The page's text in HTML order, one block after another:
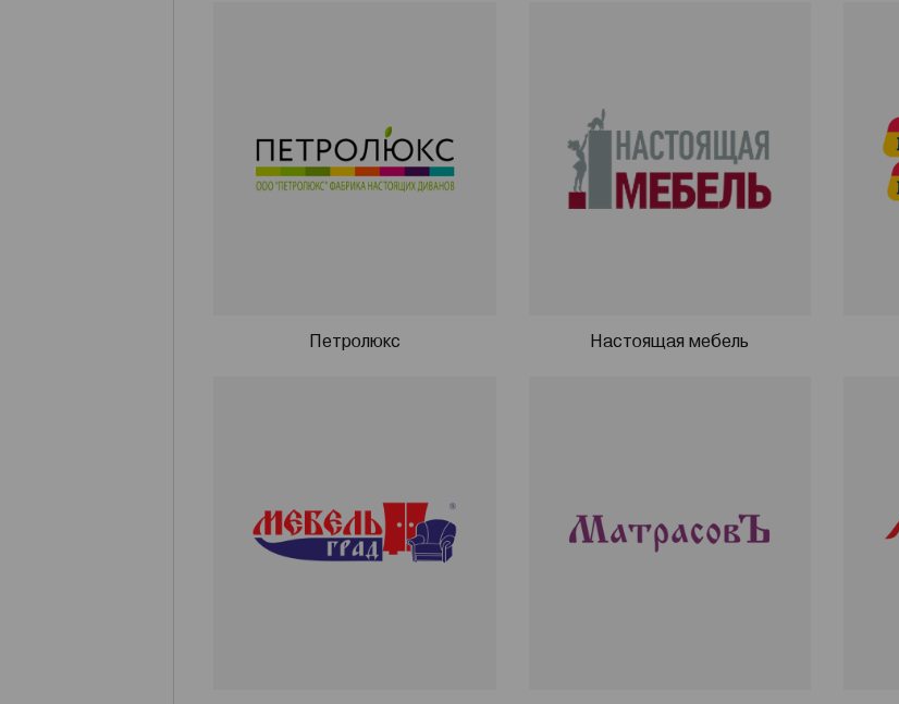
Петролюкс Настоящая мебель